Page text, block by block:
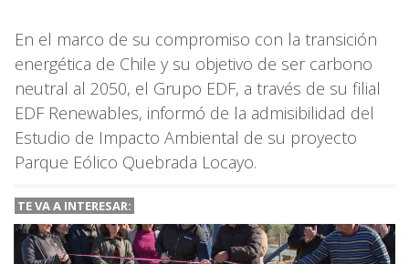
En el marco de su compromiso con la transición
energética de Chile y su objetivo de ser carbono
neutral al 2050, el Grupo EDF, a través de su filial
EDF Renewables, informó de la admisibilidad del
Estudio de Impacto Ambiental de su proyecto
Parque Eólico Quebrada Locayo.
TE VA A INTERESAR: